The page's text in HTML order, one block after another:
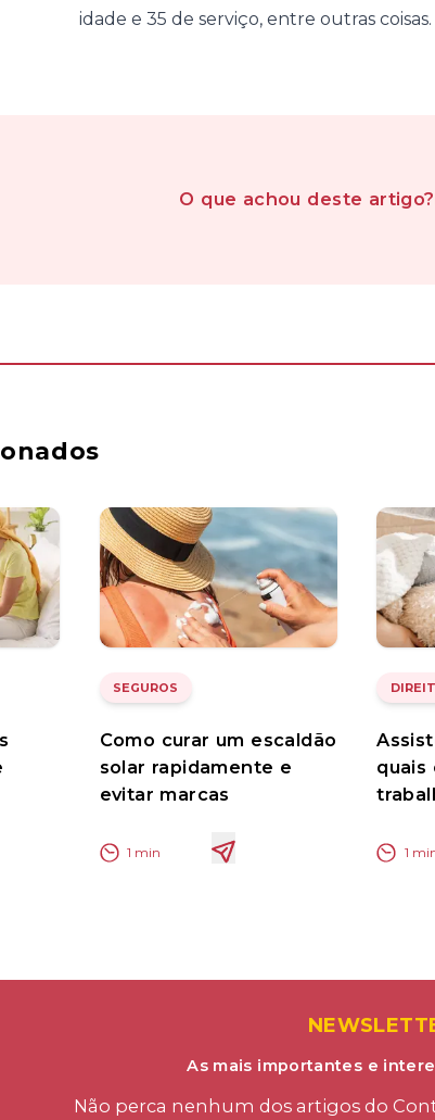
idade e 35 de serviço, entre outras coisas.
O que achou deste artigo?
SEGUROS
Como curar um escaldão
solar rapidamente e
evitar marcas
1 min
quais
1
As mais importantes e
Não perca nenhum dos artigos do